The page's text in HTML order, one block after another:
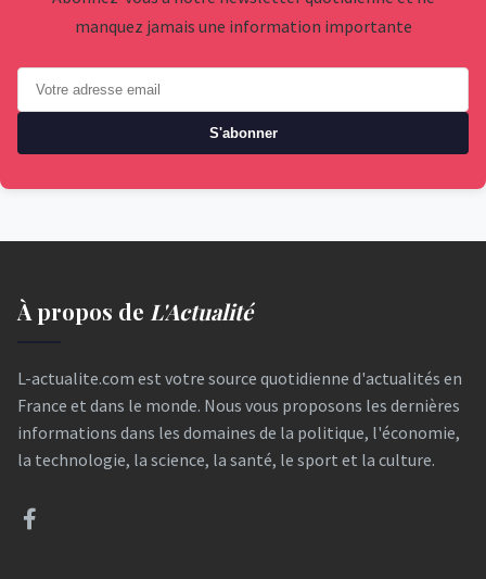
manquez jamais une information importante
S'abonner
À propos de L'Actualité
L-actualite.com est votre source quotidienne d'actualités en
France et dans le monde. Nous vous proposons les dernières
informations dans les domaines de la politique, l'économie,
la technologie, la science, la santé, le sport et la culture.